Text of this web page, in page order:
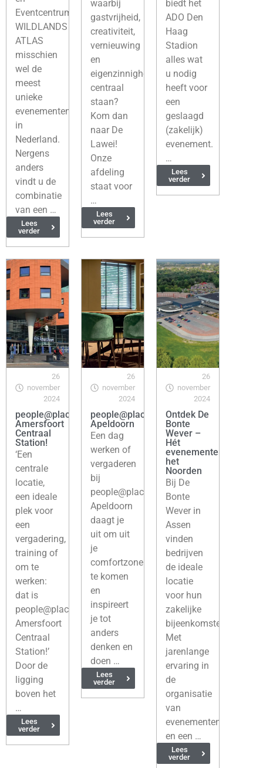
Eventcentrum
WILDLANDS
ATLAS
misschien
wel de
meest
unieke
evenementenlocatie
in
Nederland.
Nergens
anders
vindt u de
combinatie
van een …
Lees
verder
waarbij
gastvrijheid,
creativiteit,
vernieuwing
en
eigenzinnigheid
centraal
staan?
Kom dan
naar De
Lawei!
Onze
afdeling
staat voor
…
Lees
verder
biedt het
ADO Den
Haag
Stadion
alles wat
u nodig
heeft voor
een
geslaagd
(zakelijk)
evenement.
…
Lees
verder
26
november
2024
people@places
Amersfoort
Centraal
Station!
‘Een
centrale
locatie,
een ideale
plek voor
een
vergadering,
training of
om te
werken:
dat is
people@places
Amersfoort
Centraal
Station!’
Door de
ligging
boven het
…
Lees
verder
26
november
2024
people@places
Apeldoorn
Een dag
werken of
vergaderen
bij
people@places
Apeldoorn
daagt je
uit om uit
je
comfortzone
te komen
en
inspireert
je tot
anders
denken en
doen …
Lees
verder
26
november
2024
Ontdek De
Bonte
Wever –
Hét
het
Noorden
Bij De
Bonte
Wever in
Assen
vinden
bedrijven
de ideale
locatie
voor hun
zakelijke
bijeenkomsten.
Met
jarenlange
ervaring in
de
organisatie
van
evenementen
en een …
Lees
verder